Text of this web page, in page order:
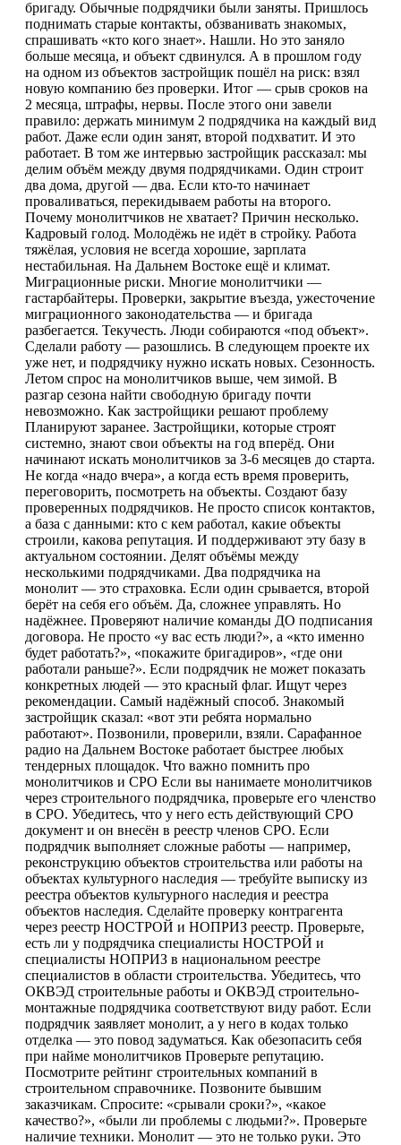
бригаду. Обычные подрядчики были заняты. Пришлось
поднимать старые контакты, обзванивать знакомых,
спрашивать «кто кого знает». Нашли. Но это заняло
больше месяца, и объект сдвинулся. А в прошлом году
на одном из объектов застройщик пошёл на риск: взял
новую компанию без проверки. Итог — срыв сроков на
2 месяца, штрафы, нервы. После этого они завели
правило: держать минимум 2 подрядчика на каждый вид
работ. Даже если один занят, второй подхватит. И это
работает. В том же интервью застройщик рассказал: мы
делим объём между двумя подрядчиками. Один строит
два дома, другой — два. Если кто-то начинает
проваливаться, перекидываем работы на второго.
Почему монолитчиков не хватает? Причин несколько.
Кадровый голод. Молодёжь не идёт в стройку. Работа
тяжёлая, условия не всегда хорошие, зарплата
нестабильная. На Дальнем Востоке ещё и климат.
Миграционные риски. Многие монолитчики —
гастарбайтеры. Проверки, закрытие въезда, ужесточение
миграционного законодательства — и бригада
разбегается. Текучесть. Люди собираются «под объект».
Сделали работу — разошлись. В следующем проекте их
уже нет, и подрядчику нужно искать новых. Сезонность.
Летом спрос на монолитчиков выше, чем зимой. В
разгар сезона найти свободную бригаду почти
невозможно. Как застройщики решают проблему
Планируют заранее. Застройщики, которые строят
системно, знают свои объекты на год вперёд. Они
начинают искать монолитчиков за 3-6 месяцев до старта.
Не когда «надо вчера», а когда есть время проверить,
переговорить, посмотреть на объекты. Создают базу
проверенных подрядчиков. Не просто список контактов,
а база с данными: кто с кем работал, какие объекты
строили, какова репутация. И поддерживают эту базу в
актуальном состоянии. Делят объёмы между
несколькими подрядчиками. Два подрядчика на
монолит — это страховка. Если один срывается, второй
берёт на себя его объём. Да, сложнее управлять. Но
надёжнее. Проверяют наличие команды ДО подписания
договора. Не просто «у вас есть люди?», а «кто именно
будет работать?», «покажите бригадиров», «где они
работали раньше?». Если подрядчик не может показать
конкретных людей — это красный флаг. Ищут через
рекомендации. Самый надёжный способ. Знакомый
застройщик сказал: «вот эти ребята нормально
работают». Позвонили, проверили, взяли. Сарафанное
радио на Дальнем Востоке работает быстрее любых
тендерных площадок. Что важно помнить про
монолитчиков и СРО Если вы нанимаете монолитчиков
через строительного подрядчика, проверьте его членство
в СРО. Убедитесь, что у него есть действующий СРО
документ и он внесён в реестр членов СРО. Если
подрядчик выполняет сложные работы — например,
реконструкцию объектов строительства или работы на
объектах культурного наследия — требуйте выписку из
реестра объектов культурного наследия и реестра
объектов наследия. Сделайте проверку контрагента
через реестр НОСТРОЙ и НОПРИЗ реестр. Проверьте,
есть ли у подрядчика специалисты НОСТРОЙ и
специалисты НОПРИЗ в национальном реестре
специалистов в области строительства. Убедитесь, что
ОКВЭД строительные работы и ОКВЭД строительно-
монтажные подрядчика соответствуют виду работ. Если
подрядчик заявляет монолит, а у него в кодах только
отделка — это повод задуматься. Как обезопасить себя
при найме монолитчиков Проверьте репутацию.
Посмотрите рейтинг строительных компаний в
строительном справочнике. Позвоните бывшим
заказчикам. Спросите: «срывали сроки?», «какое
качество?», «были ли проблемы с людьми?». Проверьте
наличие техники. Монолит — это не только руки. Это